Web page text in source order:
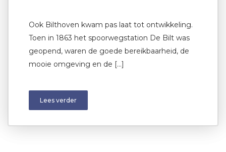
Ook Bilthoven kwam pas laat tot ontwikkeling.
Toen in 1863 het spoorwegstation De Bilt was
geopend, waren de goede bereikbaarheid, de
mooie omgeving en de […]
Lees verder